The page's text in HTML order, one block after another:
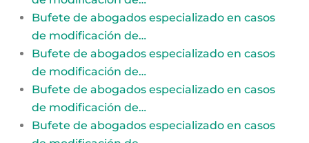
Bufete de abogados especializado en casos
de modificación de…
Bufete de abogados especializado en casos
de modificación de…
Bufete de abogados especializado en casos
de modificación de…
Bufete de abogados especializado en casos